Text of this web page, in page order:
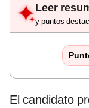
Leer
y puntos
El candidato